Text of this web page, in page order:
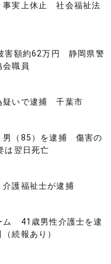
実上休止 社会福祉法
額約62万円 静岡県警
職員
疑いで逮捕 千葉市
男（85）を逮捕 傷害の
翌日死亡
護福祉士が逮捕
ム 41歳男性介護士を逮
続報あり）